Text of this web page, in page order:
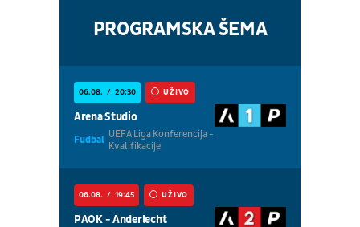
PROGRAMSKA ŠEMA
06.08. 20:30 UŽIVO
Arena Studio
Fudbal UEFA Liga Konferencija -
Kvalifikacije
06.08. 19:45 UŽIVO
PAOK - Anderlecht